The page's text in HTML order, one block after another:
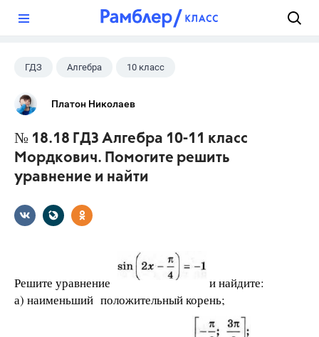
ГДЗ Алгебра 10 класс
11 класс
Платон Николаев
№ 18.18 ГДЗ Алгебра 10-11 класс
Мордкович. Помогите решить
уравнение и найти
Решите уравнение
и найдите:
а) наименьший положительный корень;